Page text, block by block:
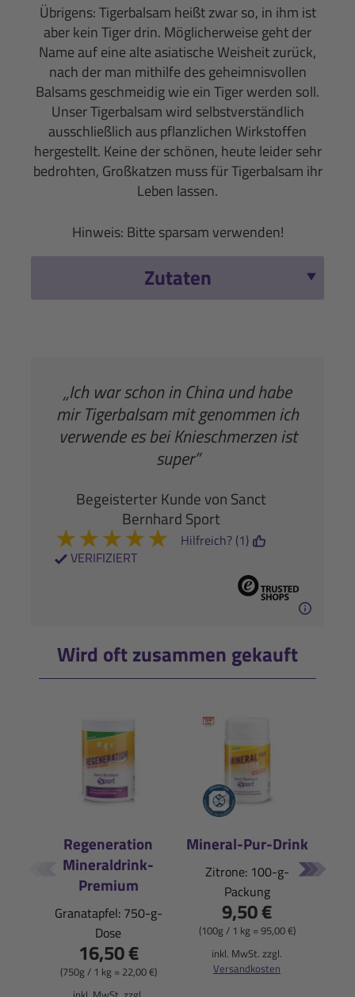
Übrigens: Tigerbalsam heißt zwar so, in ihm ist
aber kein Tiger drin. Möglicherweise geht der
Name auf eine alte asiatische Weisheit zurück,
nach der man mithilfe des geheimnisvollen
Balsams geschmeidig wie ein Tiger werden soll.
Unser Tigerbalsam wird selbstverständlich
ausschließlich aus pflanzlichen Wirkstoffen
hergestellt. Keine der schönen, heute leider sehr
bedrohten, Großkatzen muss für Tigerbalsam ihr
Leben lassen.
Hinweis: Bitte sparsam verwenden!
Zutaten
„Ich war schon in China und habe
mir Tigerbalsam mit genommen ich
verwende es bei Knieschmerzen ist
super”
Begeisterter Kunde von Sanct
Bernhard Sport
★★★★★
VERIFIZIERT
Hilfreich? (1)
Wird oft zusammen gekauft
Regeneration
Mineraldrink-
Premium
Granatapfel: 750-g-
Dose
16,50 €
(750g / 1 kg = 22,00 €)
Mineral-Pur-Drink
Zitrone: 100-g-
Packung
9,50 €
(100g / 1 kg = 95,00 €)
inkl. MwSt. zzgl.
Versandkosten